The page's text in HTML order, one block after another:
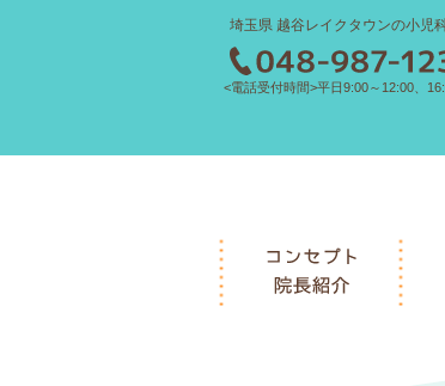
埼玉県 越谷レイクタウンの小児
<電話受付時間>平日9:00～12:00、